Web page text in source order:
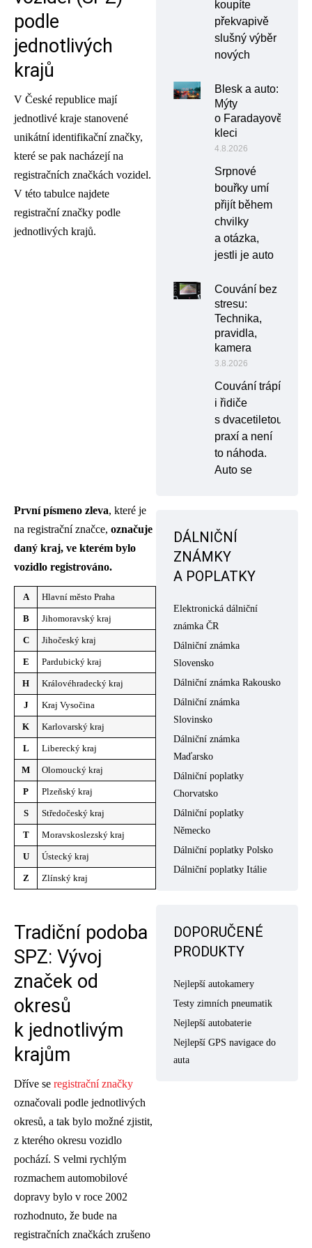
podle
jednotlivých
krajů
V České republice mají
jednotlivé kraje stanovené
unikátní identifikační značky,
které se pak nacházejí na
registračních značkách vozidel.
V této tabulce najdete
registrační značky podle
jednotlivých krajů.
První písmeno zleva, které je
na registrační značce, označuje
daný kraj, ve kterém bylo
vozidlo registrováno.
A Hlavní město Praha
B Jihomoravský kraj
C Jihočeský kraj
E Pardubický kraj
H Královéhradecký kraj
J Kraj Vysočina
K Karlovarský kraj
L Liberecký kraj
M Olomoucký kraj
P Plzeňský kraj
S Středočeský kraj
T Moravskoslezský kraj
U Ústecký kraj
Z Zlínský kraj
Tradiční podoba
SPZ: Vývoj
značek od
okresů
k jednotlivým
krajům
Dříve se registrační značky
označovali podle jednotlivých
okresů, a tak bylo možné zjistit,
z kterého okresu vozidlo
pochází. S velmi rychlým
rozmachem automobilové
dopravy bylo v roce 2002
rozhodnuto, že bude na
registračních značkách zrušeno
koupíte
překvapivě
slušný výběr
nových
Blesk a auto:
Mýty
o Faradayově
kleci
4.8.2026
Srpnové
bouřky umí
přijít během
chvilky
a otázka,
jestli je auto
Couvání bez
stresu:
Technika,
pravidla,
kamera
3.8.2026
Couvání trápí
i řidiče
s dvacetiletou
praxí a není
to náhoda.
Auto se
DÁLNIČNÍ
ZNÁMKY
A POPLATKY
Elektronická dálniční
známka ČR
Dálniční známka
Slovensko
Dálniční známka Rakousko
Dálniční známka
Slovinsko
Dálniční známka
Maďarsko
Dálniční poplatky
Chorvatsko
Dálniční poplatky
Německo
Dálniční poplatky Polsko
Dálniční poplatky Itálie
DOPORUČENÉ
PRODUKTY
Nejlepší autokamery
Testy zimních pneumatik
Nejlepší autobaterie
Nejlepší GPS navigace do
auta